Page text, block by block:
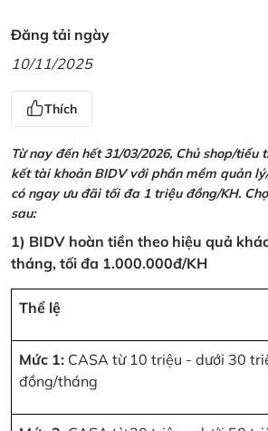
Đăng tải ngày
10/11/2025
Thích
Từ nay đến hết 31/03/2026, Chủ shop/tiểu
kết tài khoản BIDV với phần mềm quản
có ngay ưu đãi tối đa 1 triệu đồng/KH.
sau:
1) BIDV hoàn tiền theo hiệu quả
tháng, tối đa 1.000.000đ/KH
Thể lệ
Mức 1: CASA từ 10 triệu - dưới 30
đồng/tháng